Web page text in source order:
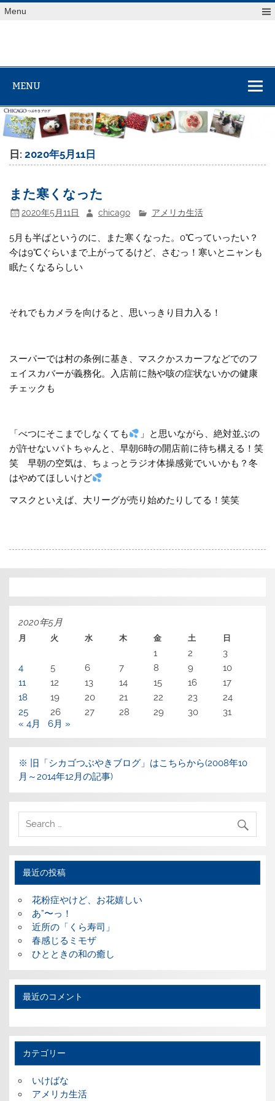
Skip
toMenu
MENU
日:2020年5月11日
また寒くなった
2020年5月11日 chicago アメリカ生活
5月も半ばというのに、また寒くなった。0℃っていったい？
今は9℃ぐらいまで上がってるけど、さむっ！寒いとニャンも
眠たくなるらしい
それでもカメラを向けると、思いっきり目力入る！
スーパーでは村の条例に基き、マスクかスカーフなどでのフ
ェイスカバーが義務化。入店前に熱や咳の症状ないかの健康
チェックも
「べつにそこまでしなくても
」と思いながら、絶対並ぶの
が許せないパトちゃんと、早朝6時の開店前に待ち構える！笑
笑 早朝の空気は、ちょっとラジオ体操感覚でいいかも？冬
はやめてほしいけど
マスクといえば、大リーグが売り始めたりしてる！笑笑
2020年5月
月 火 水 木 金 土 日
1 2
3
4
5 6 7 8 9
10
11
12 13 14 15 16
17
18
19 20 21 22 23
24
25
26 27 28 29 30
31
« 4月
6月 »
※ 旧「シカゴつぶやきブログ」はこちらから(2008年10
月～2014年12月の記事)
最近の投稿
花粉症やけど、お花嬉しい
あ”〜っ！
近所の「くら寿司」
春感じるミモザ
ひとときの和の癒し
最近のコメント
カテゴリー
いけばな
アメリカ生活